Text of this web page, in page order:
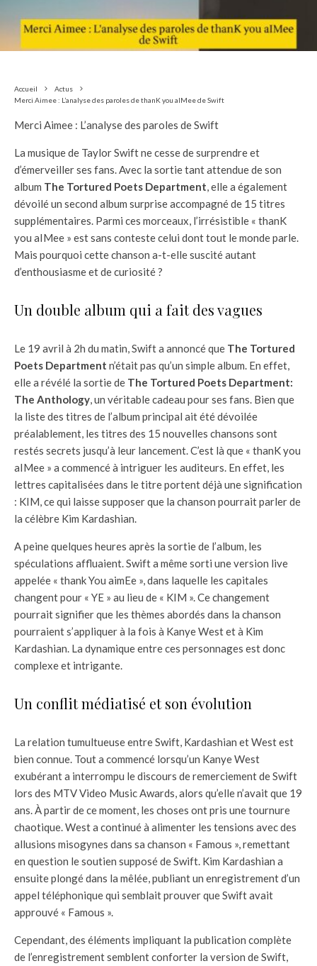
Accueil
Actus
Merci Aimee : L’analyse des paroles de thanK you aIMee de Swift
Merci Aimee : L’analyse des paroles de Swift
La musique de Taylor Swift ne cesse de surprendre et
d’émerveiller ses fans. Avec la sortie tant attendue de son
album The Tortured Poets Department, elle a également
dévoilé un second album surprise accompagné de 15 titres
supplémentaires. Parmi ces morceaux, l’irrésistible « thanK
you aIMee » est sans conteste celui dont tout le monde parle.
Mais pourquoi cette chanson a-t-elle suscité autant
d’enthousiasme et de curiosité ?
Un double album qui a fait des vagues
Le 19 avril à 2h du matin, Swift a annoncé que The Tortured
Poets Department n’était pas qu’un simple album. En effet,
elle a révélé la sortie de The Tortured Poets Department:
The Anthology, un véritable cadeau pour ses fans. Bien que
la liste des titres de l’album principal ait été dévoilée
préalablement, les titres des 15 nouvelles chansons sont
restés secrets jusqu’à leur lancement. C’est là que « thanK you
aIMee » a commencé à intriguer les auditeurs. En effet, les
lettres capitalisées dans le titre portent déjà une signification
: KIM, ce qui laisse supposer que la chanson pourrait parler de
la célèbre Kim Kardashian.
A peine quelques heures après la sortie de l’album, les
spéculations affluaient. Swift a même sorti une version live
appelée « thank You aimEe », dans laquelle les capitales
changent pour « YE » au lieu de « KIM ». Ce changement
pourrait signifier que les thèmes abordés dans la chanson
pourraient s’appliquer à la fois à Kanye West et à Kim
Kardashian. La dynamique entre ces personnages est donc
complexe et intrigante.
Un conflit médiatisé et son évolution
La relation tumultueuse entre Swift, Kardashian et West est
bien connue. Tout a commencé lorsqu’un Kanye West
exubérant a interrompu le discours de remerciement de Swift
lors des MTV Video Music Awards, alors qu’elle n’avait que 19
ans. À partir de ce moment, les choses ont pris une tournure
chaotique. West a continué à alimenter les tensions avec des
allusions misogynes dans sa chanson « Famous », remettant
en question le soutien supposé de Swift. Kim Kardashian a
ensuite plongé dans la mêlée, publiant un enregistrement d’un
appel téléphonique qui semblait prouver que Swift avait
approuvé « Famous ».
Cependant, des éléments impliquant la publication complète
de l’enregistrement semblent conforter la version de Swift,